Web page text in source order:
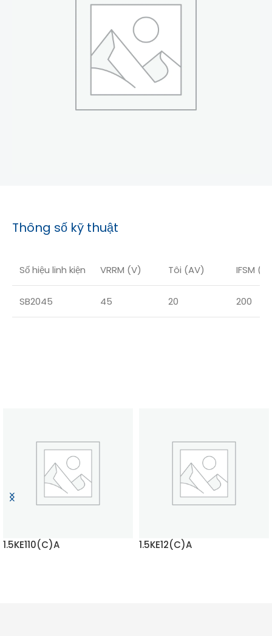
Thông số kỹ thuật
Số hiệu linh kiện VRRM (V) Tôi (AV) IFSM (A)
SB2045 45 20 200
1.5KE110(C)A 1.5KE12(C)A